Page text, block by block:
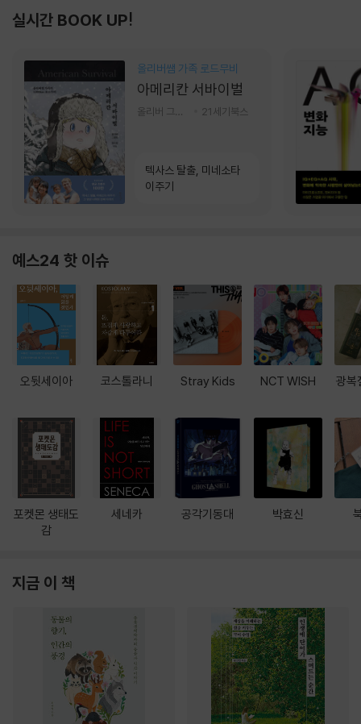
실시간 BOOK UP!
올리버쌤 가족 로드무비
아메리칸 서바이벌
21세기북스
텍사스 탈출, 미네소타
이주기
예스24 핫 이슈
오뒷세이아
포켓몬 생태도
감
코스톨라니
세네카
Stray Kids
공각기동대
NCT WISH
박효신
광복
지금 이 책